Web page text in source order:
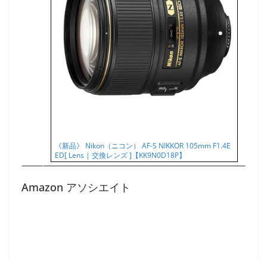
《新品》 Nikon（ニコン） AF-S NIKKOR 105mm F1.4E
ED[ Lens | 交換レンズ ]【KK9N0D18P】
Amazon アソシエイト